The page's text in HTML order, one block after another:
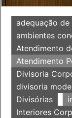
adequação
ambientes
Atendimento
Atendimento
Divisoria
divisoria
Divisórias
Interiores